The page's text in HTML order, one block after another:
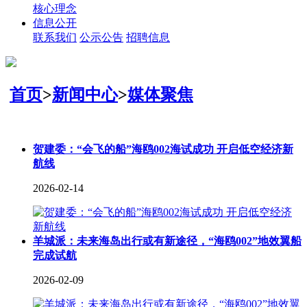
核心理念
信息公开
联系我们 公示公告 招聘信息
首页>新闻中心>媒体聚焦
贺建委：“会飞的船”海鸥002海试成功 开启低空经济新
航线
2026-02-14
羊城派：未来海岛出行或有新途径，“海鸥002”地效翼船
完成试航
2026-02-09